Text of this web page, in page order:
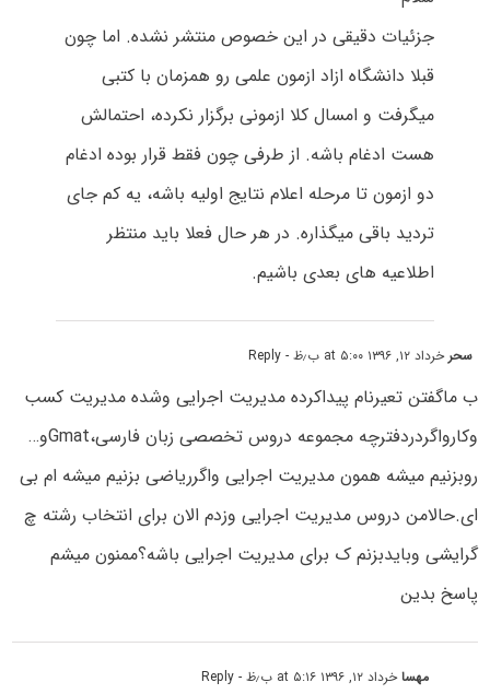
جزئیات دقیقی در این خصوص منتشر نشده. اما چون
قبلا دانشگاه ازاد ازمون علمی رو همزمان با کتبی
میگرفت و امسال کلا ازمونی برگزار نکرده، احتمالش
هست ادغام باشه. از طرفی چون فقط قرار بوده ادغام
دو ازمون تا مرحله اعلام نتایج اولیه باشه، یه کم جای
تردید باقی میگذاره. در هر حال فعلا باید منتظر
اطلاعیه های بعدی باشیم.
سحر خرداد ۱۲, ۱۳۹۶ at ۵:۰۰ ب٫ظ - Reply
ب ماگفتن تعیرنام پیداکرده مدیریت اجرایی وشده مدیریت کسب
وکارواگردردفترچه مجموعه دروس تخصصی زبان فارسی،Gmatو…
روبزنیم میشه همون مدیریت اجرایی واگرریاضی بزنیم میشه ام بی
ای.حالامن دروس مدیریت اجرایی وزدم الان برای انتخاب رشته چ
گرایشی وبایدبزنم ک برای مدیریت اجرایی باشه؟ممنون میشم
پاسخ بدین
مهساخرداد ۱۲, ۱۳۹۶ at ۵:۱۶ ب٫ظ - Reply